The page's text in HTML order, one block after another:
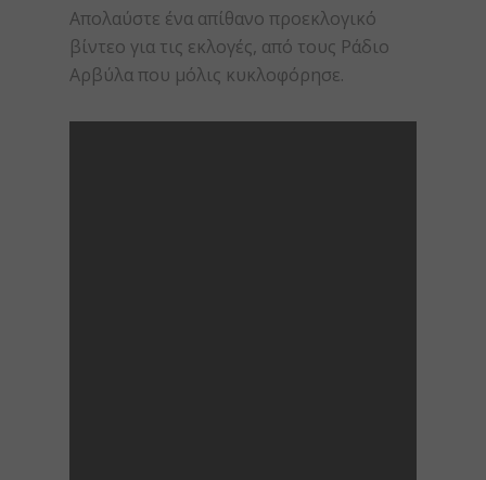
Απολαύστε ένα απίθανο προεκλογικό
βίντεο για τις εκλογές, από τους Ράδιο
Αρβύλα που μόλις κυκλοφόρησε.